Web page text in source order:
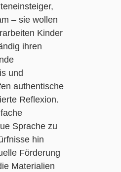
– sie wollen
Kinder
ihren
und
authentische
Reflexion.
Sprache zu
hin
Förderung
Materialien